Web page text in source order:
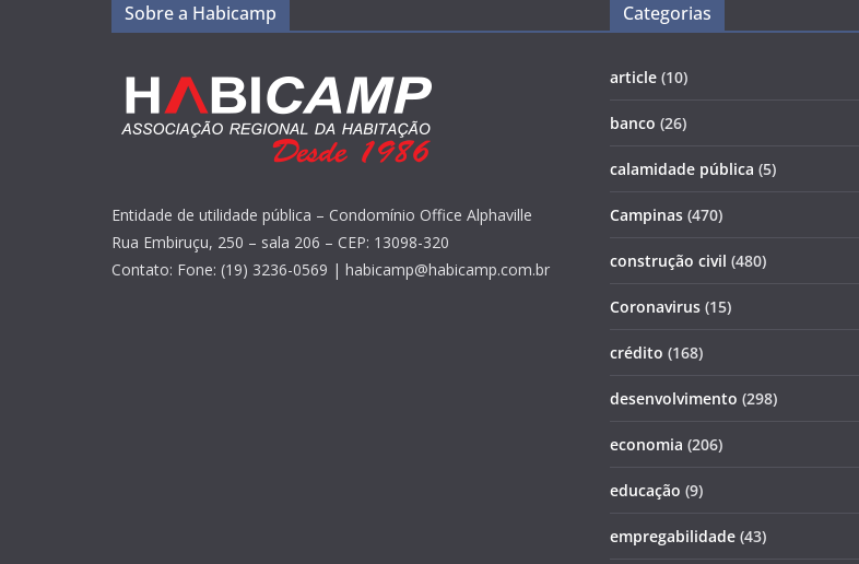
Sobre a Habicamp
Entidade de utilidade pública – Condomínio Office Alphaville
Rua Embiruçu, 250 – sala 206 – CEP: 13098-320
Contato: Fone: (19) 3236-0569 | habicamp@habicamp.com.br
Categorias
article (10)
banco (26)
calamidade pública (5)
Campinas (470)
construção civil (480)
Coronavirus (15)
crédito (168)
desenvolvimento (298)
economia (206)
educação (9)
empregabilidade (43)